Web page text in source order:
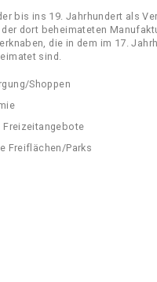
bis ins 19. Jahrhundert als
dort beheimateten
die in dem im 17.
sind.
Shoppen
Freizeitangebote
Freiflächen/Parks